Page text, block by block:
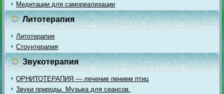
Медитации для самореализации
Литотерапия
Литотерапия
Стоунтерапия
Звукотерапия
ОРНИТОТЕРАПИЯ — лечение пением птиц
Звуки природы. Музыка для сеансов.